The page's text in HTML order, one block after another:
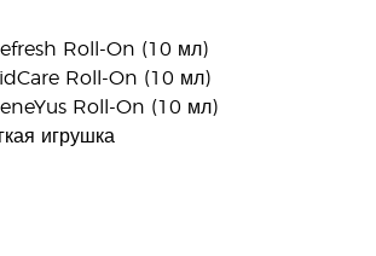
Roll-On (10 мл)
Roll-On (10 мл)
Roll-On (10 мл)
игрушка